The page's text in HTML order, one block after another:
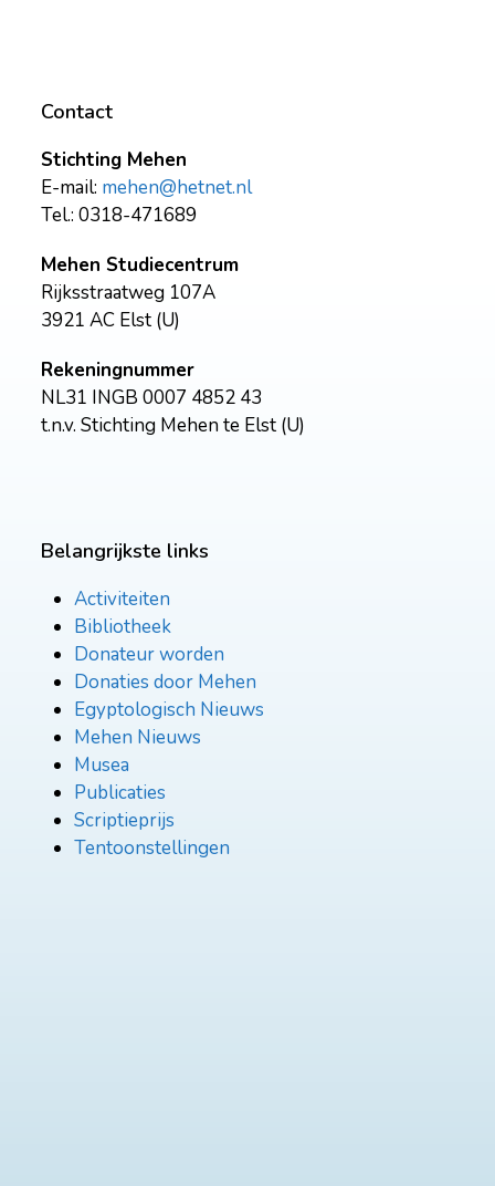
Contact
Stichting Mehen
E-mail: mehen@hetnet.nl
Tel.: 0318-471689
Mehen Studiecentrum
Rijksstraatweg 107A
3921 AC Elst (U)
Rekeningnummer
NL31 INGB 0007 4852 43
t.n.v. Stichting Mehen te Elst (U)
Belangrijkste links
Activiteiten
Bibliotheek
Donateur worden
Donaties door Mehen
Egyptologisch Nieuws
Mehen Nieuws
Musea
Publicaties
Scriptieprijs
Tentoonstellingen